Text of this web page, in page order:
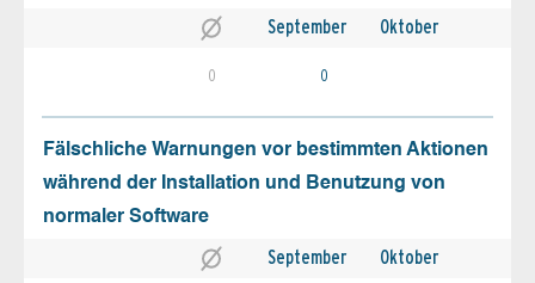
September Oktober
0 0
Fälschliche Warnungen vor bestimmten Aktionen
während der Installation und Benutzung von
normaler Software
September Oktober